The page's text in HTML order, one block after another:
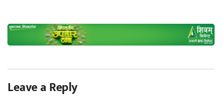
Leave a Reply